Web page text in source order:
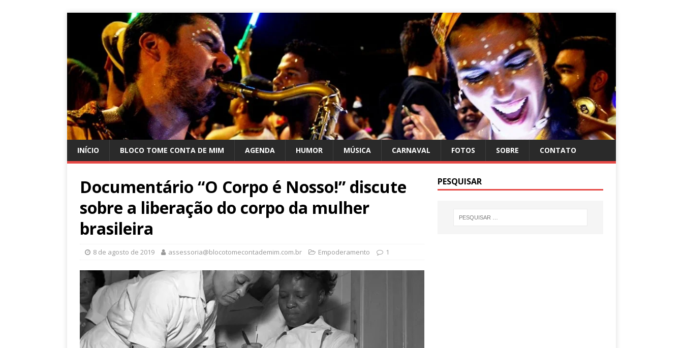
INÍCIO BLOCO TOME CONTA DE MIM AGENDA HUMOR MÚSICA CARNAVAL FOTOS SOBRE CONTATO
Documentário “O Corpo é Nosso!” discute
sobre a liberação do corpo da mulher
brasileira
8 de agosto de 2019 assessoria@blocotomecontademim.com.br Empoderamento 1
PESQUISAR